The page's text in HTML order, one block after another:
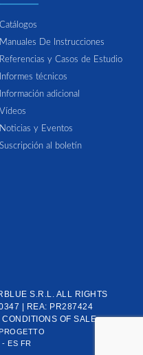
Catálogos
Manuales De Instrucciones
Referencias y Casos de Estudio
Informes técnicos
Información adicional
Vídeos
Noticias y Eventos
Suscripción al boletín
S.R.L. ALL RIGHTS
| REA: PR287424
|CONDITIONS OF SALE
- ES FR